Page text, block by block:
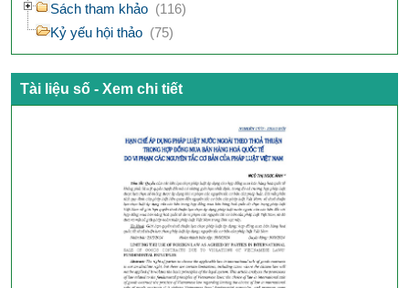
Sách tham khảo (116)
Kỷ yếu hội thảo (75)
Tài liệu số - Xem chi tiết